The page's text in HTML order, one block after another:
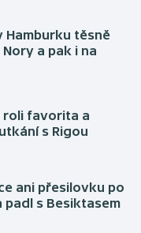
Hamburku těsně
a pak i na
roli favorita a
s Rigou
ani přesilovku po
padl s Besiktasem